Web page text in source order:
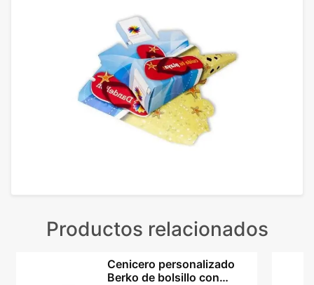
Productos relacionados
Cenicero personalizado
Berko de bolsillo con